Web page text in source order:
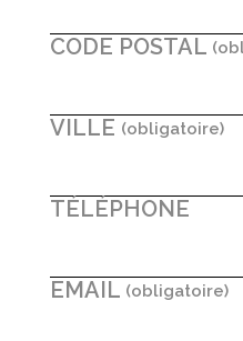
CODE POSTAL
VILLE
TÉLÉPHONE
EMAIL